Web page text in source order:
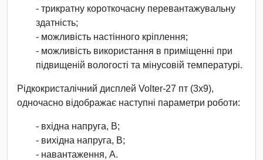
- трикратну короткочасну перевантажувальну
здатність;
- можливість настінного кріплення;
- можливість використання в приміщенні при
підвищеній вологості та мінусовій температурі.
Рідкокристалічний дисплей Volter-27 пт (3х9),
одночасно відображає наступні параметри роботи:
- вхідна напруга, В;
- вихідна напруга, В;
- навантаження, А.